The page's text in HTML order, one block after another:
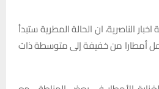
الناصرية، ان الحالة المطرية ستبدأ
أمطارا من خفيفة إلى متوسطة ذات